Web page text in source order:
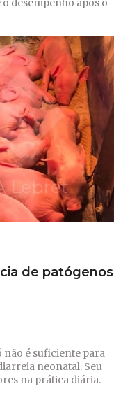
desempenho após o
de patógenos
não é suficiente para
neonatal. Seu
na prática diária.